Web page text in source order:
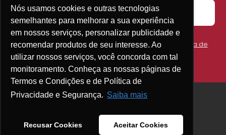
Nós usamos cookies e outras tecnologias
semelhantes para melhorar a sua experiência
em nossos serviços, personalizar publicidade e
recomendar produtos de seu interesse. Ao
utilizar nossos serviços, você concorda com tal
monitoramento. Conheça as nossas páginas de
Termos e Condições e de Política de
Privacidade e Segurança. Saiba mais
Recusar Cookies Aceitar Cookies
Nós usamos cookies e outras tecnologias
semelhantes para melhorar a sua experiência
em nossos serviços, personalizar publicidade e
recomendar produtos de seu interesse. Ao
utilizar nossos serviços, você concorda com tal
monitoramento. Conheça as nossas páginas de
Termos e Condições e de Política de
Privacidade e Segurança. Saiba mais
Recusar Cookies Aceitar Cookies
ENVIAR
Concordo em receber a newsletter e aceito a
política de
privacidade.